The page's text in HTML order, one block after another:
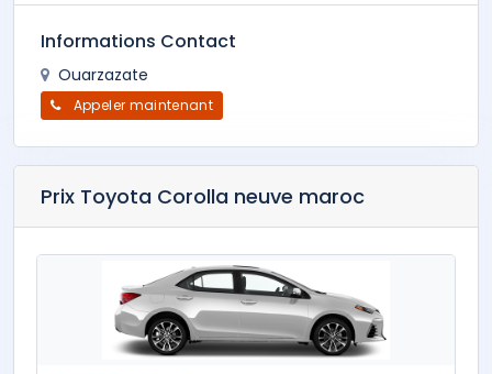
Informations Contact
Ouarzazate
Appeler maintenant
Prix Toyota Corolla neuve maroc